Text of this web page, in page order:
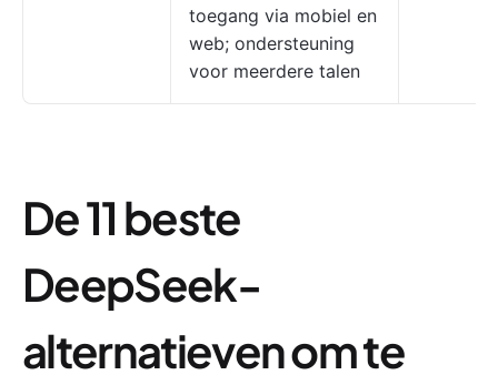
toegang via mobiel en
web; ondersteuning
voor meerdere talen
De 11 beste
DeepSeek-
alternatieven om te